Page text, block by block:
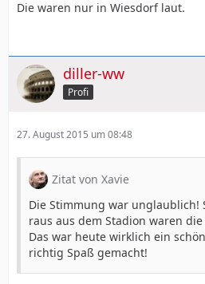
Die waren nur in Wiesdorf laut.
diller-ww
Profi
27. August 2015 um 08:48
Zitat von Xavie
Die Stimmung war unglaublich!
raus aus dem Stadion waren
Das war heute wirklich ein
richtig Spaß gemacht!